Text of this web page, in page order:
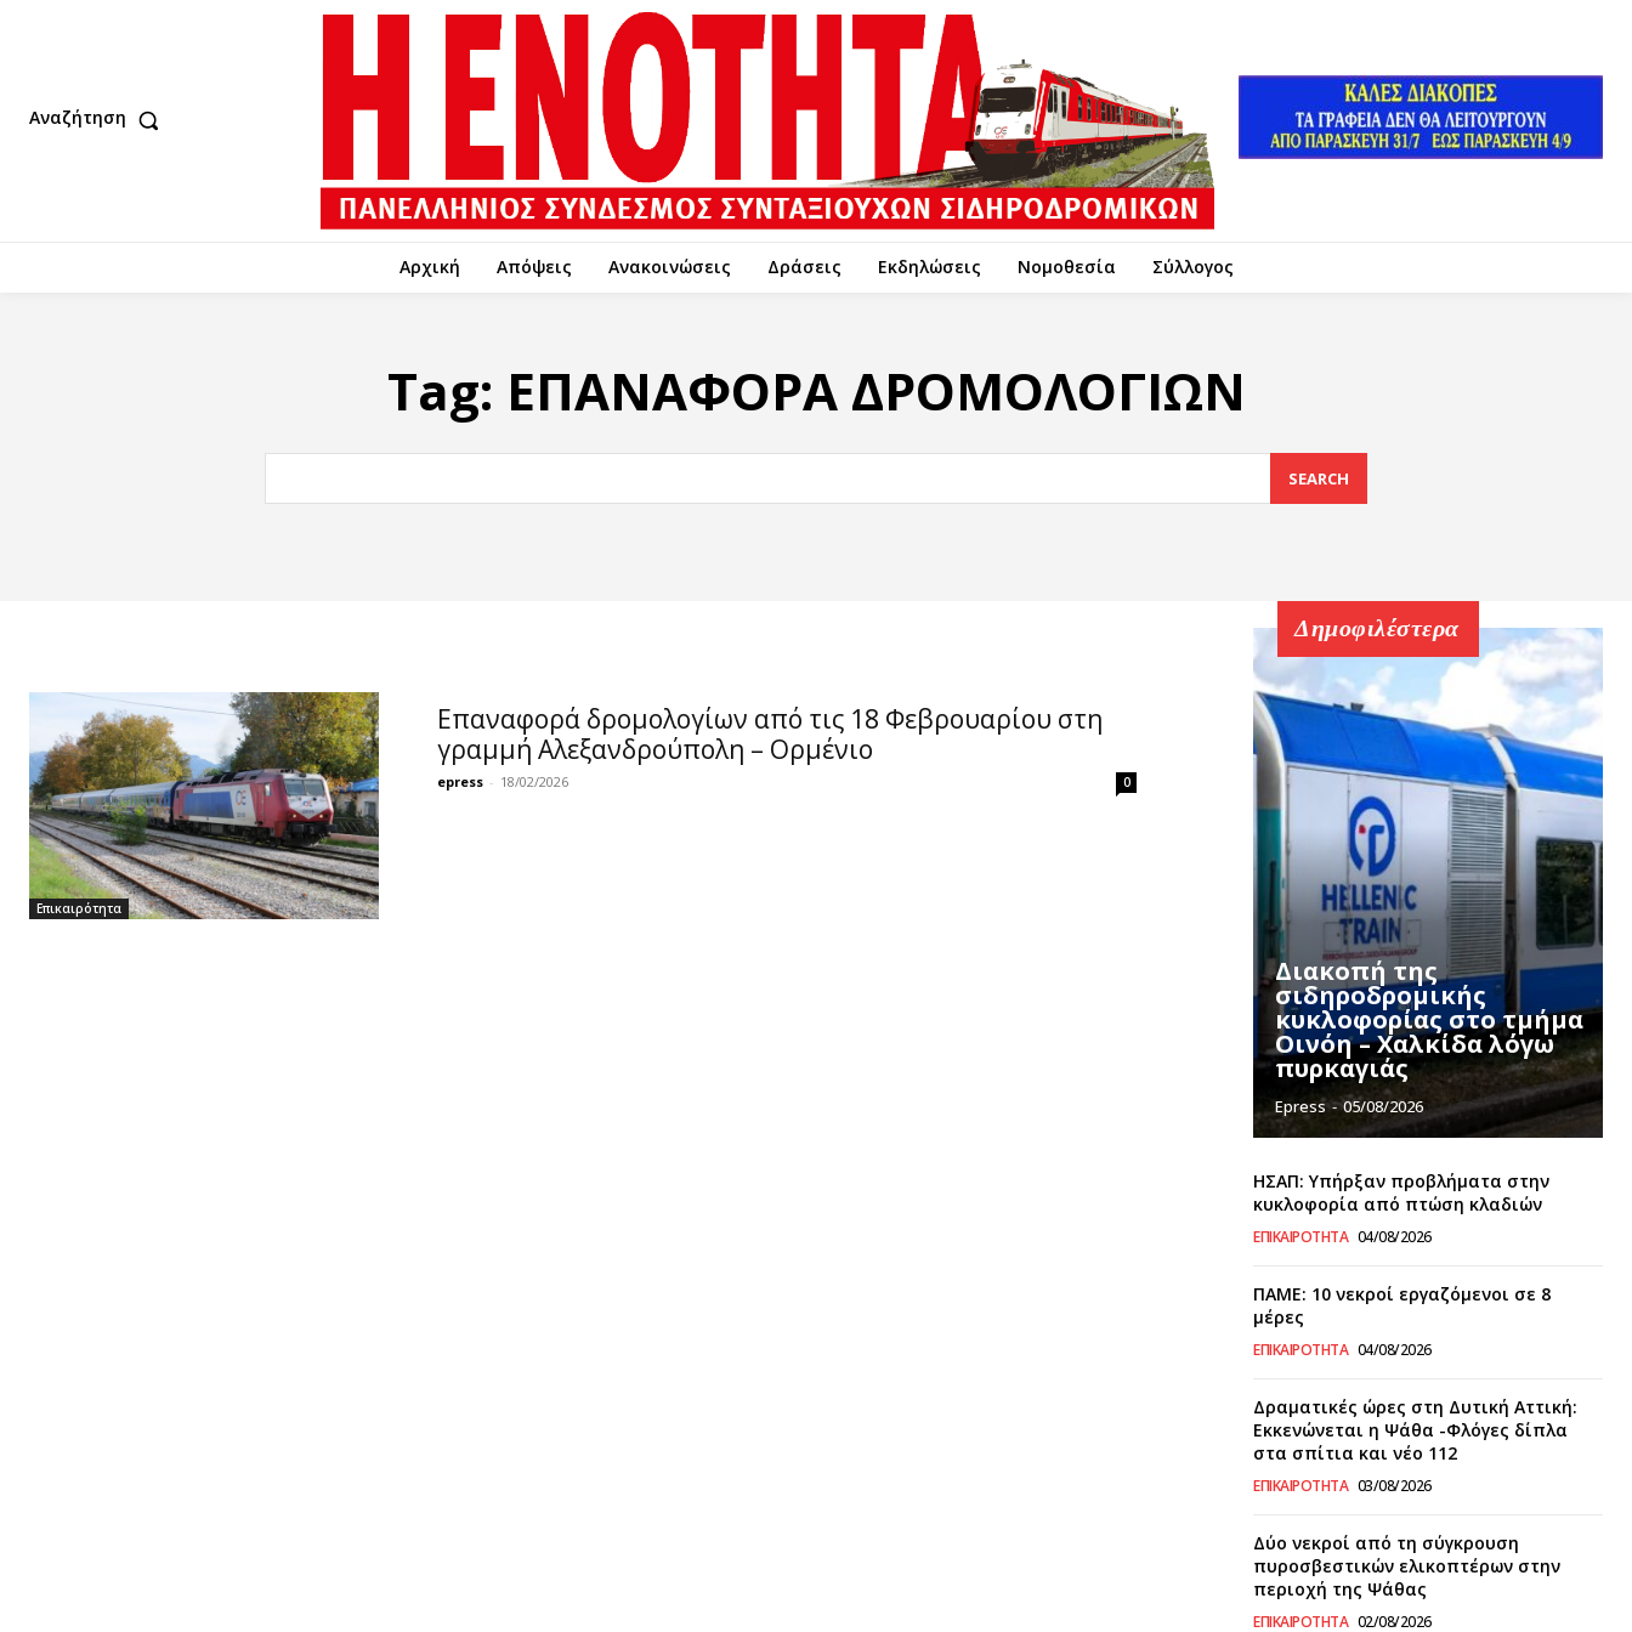
Αναζήτηση
Αρχική Απόψεις Ανακοινώσεις Δράσεις Εκδηλώσεις Νομοθεσία Σύλλογος
Tag: ΕΠΑΝΑΦΟΡΑ ΔΡΟΜΟΛΟΓΙΩΝ
SEARCH
Επικαιρότητα
Επαναφορά δρομολογίων από τις 18 Φεβρουαρίου στη
γραμμή Αλεξανδρούπολη – Ορμένιο
epress - 18/02/2026 0
Δημοφιλέστερα
Διακοπή της
σιδηροδρομικής
κυκλοφορίας στο τμήμα
Οινόη – Χαλκίδα λόγω
πυρκαγιάς
Epress - 05/08/2026
ΗΣΑΠ: Υπήρξαν προβλήματα στην
κυκλοφορία από πτώση κλαδιών
ΕΠΙΚΑΙΡΌΤΗΤΑ 04/08/2026
ΠΑΜΕ: 10 νεκροί εργαζόμενοι σε 8
μέρες
ΕΠΙΚΑΙΡΌΤΗΤΑ 04/08/2026
Δραματικές ώρες στη Δυτική Αττική:
Εκκενώνεται η Ψάθα -Φλόγες δίπλα
στα σπίτια και νέο 112
ΕΠΙΚΑΙΡΌΤΗΤΑ 03/08/2026
Δύο νεκροί από τη σύγκρουση
πυροσβεστικών ελικοπτέρων στην
περιοχή της Ψάθας
ΕΠΙΚΑΙΡΌΤΗΤΑ 02/08/2026